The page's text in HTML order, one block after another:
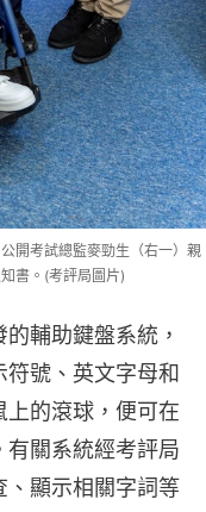
開考試總監麥勁生（右一）親
書。(考評局圖片)
輔助鍵盤系統，
號、英文字母和
的滾球，便可在
有關系統經考評局
、顯示相關字詞等